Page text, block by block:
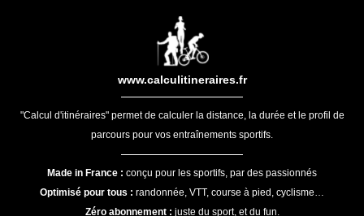
www.calculitineraires.fr
"Calcul d'itinéraires" permet de calculer la distance, la durée et le profil de
parcours pour vos entraînements sportifs.
Made in France : conçu pour les sportifs, par des passionnés
Optimisé pour tous : randonnée, VTT, course à pied, cyclisme…
Zéro abonnement : juste du sport, et du fun.